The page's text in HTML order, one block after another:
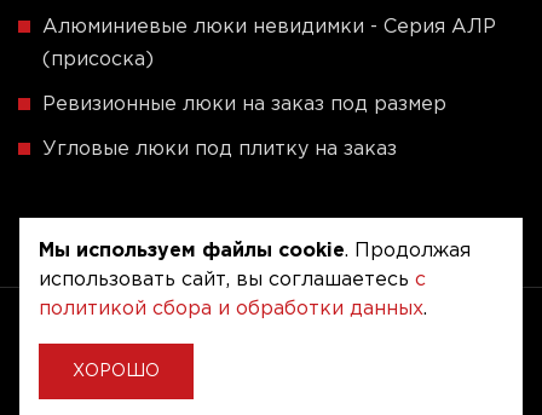
Алюминиевые люки невидимки - Серия АЛР
(присоска)
Ревизионные люки на заказ под размер
Угловые люки под плитку на заказ
Copyright © 2020 - 2026. Люкер, ревизионные
сантехнические люки.
Разработка и продвижение -
Мы используем файлы cookie. Продолжая
использовать сайт, вы соглашаетесь с
политикой сбора и обработки данных.
ХОРОШО